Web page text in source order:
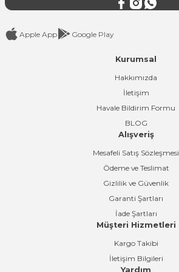
Apple App Google Play
Kurumsal
Hakkımızda
İletişim
Havale Bildirim Formu
BLOG
Alışveriş
Mesafeli Satış Sözleşmesi
Ödeme ve Teslimat
Gizlilik ve Güvenlik
Garanti Şartları
İade Şartları
Müşteri Hizmetleri
Kargo Takibi
İletişim Bilgileri
Yardım